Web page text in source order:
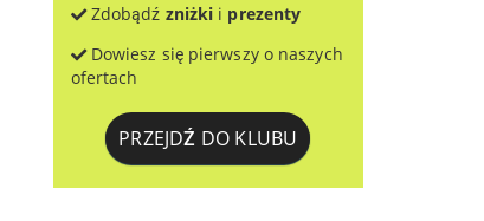
Zdobądź zniżki i prezenty
Dowiesz się pierwszy o naszych
ofertach
PRZEJDŹ DO KLUBU